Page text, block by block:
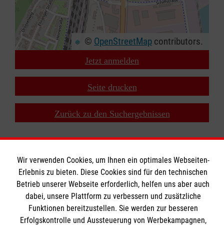
© OpenStreetMap contributors.
Jetzt anmelden
Seite drucken
Zurück zu den Suchergebnissen
Bildungszentrum Rettungsdienst
Unsere Kurse
Wir verwenden Cookies, um Ihnen ein optimales Webseiten-
Erlebnis zu bieten. Diese Cookies sind für den technischen
Betrieb unserer Webseite erforderlich, helfen uns aber auch
dabei, unsere Plattform zu verbessern und zusätzliche
Funktionen bereitzustellen. Sie werden zur besseren
Erfolgskontrolle und Aussteuerung von Werbekampagnen,